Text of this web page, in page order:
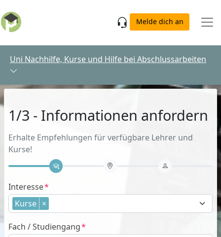
Melde dich an
Uni Nachhilfe, Kurse und Hilfe bei Abschlussarbeiten
1/3 - Informationen anfordern
Erhalte Empfehlungen für verfügbare Lehrer und
Kurse!
Interesse
Kurse ×
Fach / Studiengang